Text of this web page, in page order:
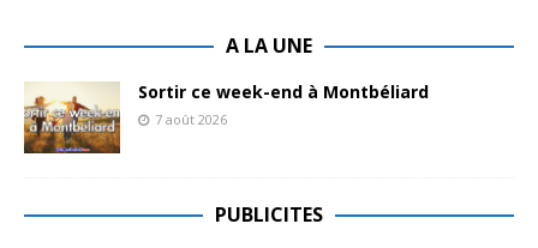
A LA UNE
Sortir ce week-end à Montbéliard
7 août 2026
PUBLICITES